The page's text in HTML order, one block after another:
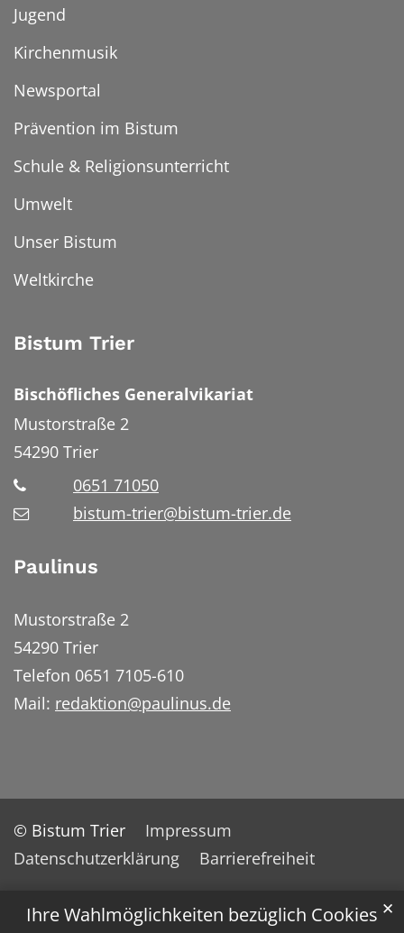
Ihre Wahlmöglichkeiten bezüglich Cookies ✕
Jugend
Kirchenmusik
Newsportal
Prävention im Bistum
Schule & Religionsunterricht
Umwelt
Unser Bistum
Weltkirche
Bistum Trier
Bischöfliches Generalvikariat
Mustorstraße 2
54290 Trier
0651 71050
bistum-trier@bistum-trier.de
Paulinus
Mustorstraße 2
54290 Trier
Telefon 0651 7105-610
Mail: redaktion@paulinus.de
© Bistum Trier
Impressum
Datenschutzerklärung
Barrierefreiheit